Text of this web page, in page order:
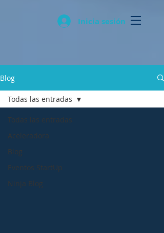
Inicia sesión
Blog
Todas las entradas
Aceleradora
Blog
Eventos StartUp
Ninja Blog
Todas las entradas